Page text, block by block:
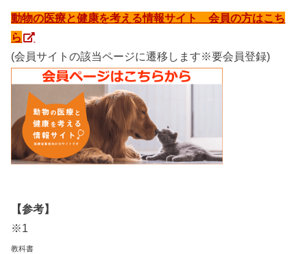
動物の医療と健康を考える情報サイト 会員の方はこち
ら
(会員サイトの該当ページに遷移します※要会員登録)
【参考】
※1
教科書